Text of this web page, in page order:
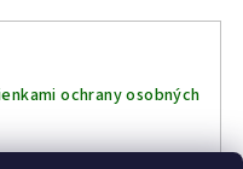
ochrany osobných